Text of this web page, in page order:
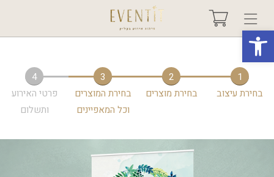
פתח סרגל נגישות
בחר אירוע +
טיפים ורעיונות
1
בחירת עיצוב
2
בחירת מוצרים
3
בחירת המוצרים
וכל המאפיינים
4
פרטי האירוע
ותשלום